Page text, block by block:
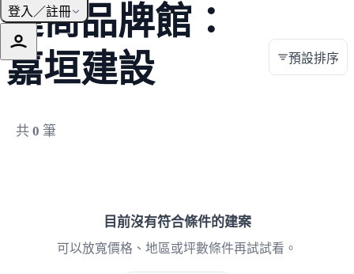
登入／註冊
建商品牌館：
嘉垣建設
共 0 筆
預設排序
目前沒有符合條件的建案
可以放寬價格、地區或坪數條件再試試看。